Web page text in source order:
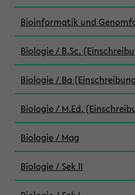
Bioinformatik und
Biologie / B.Sc.
Biologie / Ba
Biologie / M.Ed.
Biologie / Mag
Biologie / Sek II